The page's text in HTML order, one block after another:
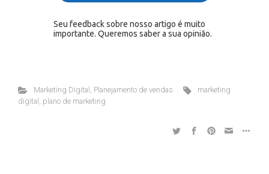
Seu feedback sobre nosso artigo é muito
importante. Queremos saber a sua opinião.
Marketing Digital , Planejamento de vendas
marketing
digital , plano de marketing